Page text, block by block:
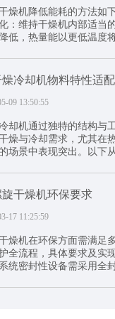
燥机降低能耗的方法如
：维持干燥机内部适当
低，热量能以更低温度
冷却机物料特性适配
09 13:50:55
却机通过独特的结构与
燥与冷却需求，尤其在
场景中表现突出。以下
干燥机环保要求
17 11:25:59
燥机在环保方面需满足
全流程，具体要求及实
统密封性设备需采用全